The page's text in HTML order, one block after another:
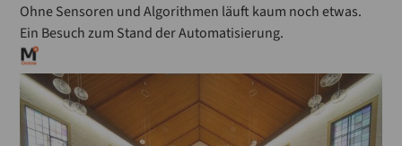
Ohne Sensoren und Algorithmen läuft kaum noch etwas.
Ein Besuch zum Stand der Automatisierung.